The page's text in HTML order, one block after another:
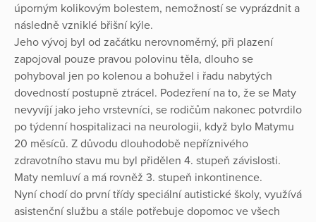
úporným kolikovým bolestem, nemožností se vyprázdnit a
následně vzniklé břišní kýle.
Jeho vývoj byl od začátku nerovnoměrný, při plazení
zapojoval pouze pravou polovinu těla, dlouho se
pohyboval jen po kolenou a bohužel i řadu nabytých
dovedností postupně ztrácel. Podezření na to, že se Maty
nevyvíjí jako jeho vrstevníci, se rodičům nakonec potvrdilo
po týdenní hospitalizaci na neurologii, když bylo Matymu
20 měsíců. Z důvodu dlouhodobě nepříznivého
zdravotního stavu mu byl přidělen 4. stupeň závislosti.
Maty nemluví a má rovněž 3. stupeň inkontinence.
Nyní chodí do první třídy speciální autistické školy, využívá
asistenční službu a stále potřebuje dopomoc ve všech